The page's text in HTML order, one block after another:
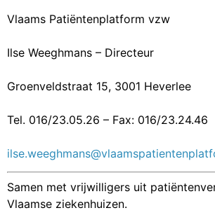
Vlaams Patiëntenplatform vzw
Ilse Weeghmans – Directeur
Groenveldstraat 15, 3001 Heverlee
Tel. 016/23.05.26 – Fax: 016/23.24.46
Samen met vrijwilligers uit
Vlaamse ziekenhuizen.